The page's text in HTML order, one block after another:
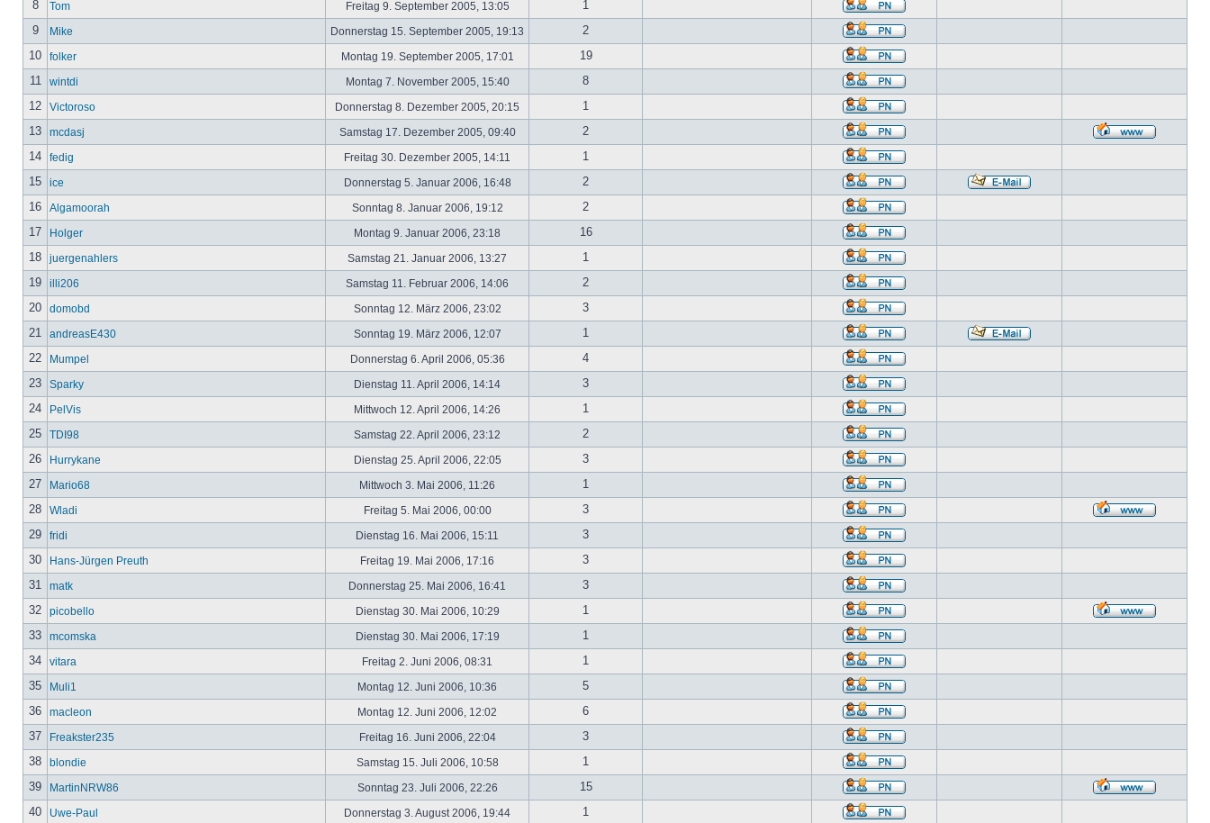
8
Tom Freitag 9. September 2005, 13:05
1
9
Mike Donnerstag 15. September 2005, 19:13
2
10
folker Montag 19. September 2005, 17:01
19
11
wintdi Montag 7. November 2005, 15:40
8
12
Victoroso Donnerstag 8. Dezember 2005, 20:15
1
13
mcdasj Samstag 17. Dezember 2005, 09:40
2
14
fedig Freitag 30. Dezember 2005, 14:11
1
15
ice Donnerstag 5. Januar 2006, 16:48
2
16
Algamoorah Sonntag 8. Januar 2006, 19:12
2
17
Holger Montag 9. Januar 2006, 23:18
16
18
juergenahlers Samstag 21. Januar 2006, 13:27
1
19
illi206 Samstag 11. Februar 2006, 14:06
2
20
domobd Sonntag 12. März 2006, 23:02
3
21
andreasE430 Sonntag 19. März 2006, 12:07
1
22
Mumpel Donnerstag 6. April 2006, 05:36
4
23
Sparky Dienstag 11. April 2006, 14:14
3
24
PelVis Mittwoch 12. April 2006, 14:26
1
25
TDI98 Samstag 22. April 2006, 23:12
2
26
Hurrykane Dienstag 25. April 2006, 22:05
3
27
Mario68 Mittwoch 3. Mai 2006, 11:26
1
28
Wladi Freitag 5. Mai 2006, 00:00
3
29
fridi Dienstag 16. Mai 2006, 15:11
3
30
Hans-Jürgen Preuth Freitag 19. Mai 2006, 17:16
3
31
matk Donnerstag 25. Mai 2006, 16:41
3
32
picobello Dienstag 30. Mai 2006, 10:29
1
33
mcomska Dienstag 30. Mai 2006, 17:19
1
34
vitara Freitag 2. Juni 2006, 08:31
1
35
Muli1 Montag 12. Juni 2006, 10:36
5
36
macleon Montag 12. Juni 2006, 12:02
6
37
Freakster235 Freitag 16. Juni 2006, 22:04
3
38
blondie Samstag 15. Juli 2006, 10:58
1
39
MartinNRW86 Sonntag 23. Juli 2006, 22:26
15
40
Uwe-Paul Donnerstag 3. August 2006, 19:44 1